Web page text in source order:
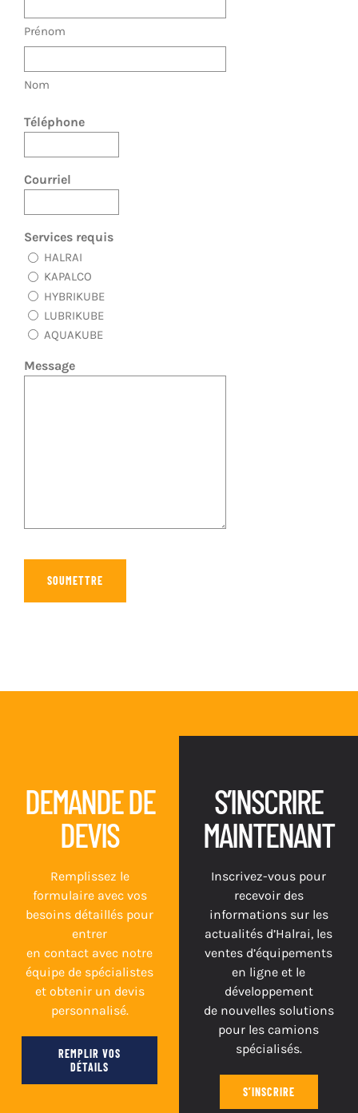
Prénom
Nom
Téléphone
Courriel
Services requis
HALRAI
KAPALCO
HYBRIKUBE
LUBRIKUBE
AQUAKUBE
Message
DEMANDE DE
DEVIS
Remplissez le
formulaire avec vos
besoins détaillés pour
entrer
en contact avec notre
équipe de spécialistes
et obtenir un devis
personnalisé.
REMPLIR VOS
DÉTAILS
S’INSCRIRE
MAINTENANT
Inscrivez-vous pour
recevoir des
informations sur les
actualités d’Halrai, les
ventes d’équipements
en ligne et le
développement
de nouvelles solutions
pour les camions
spécialisés.
S’INSCRIRE